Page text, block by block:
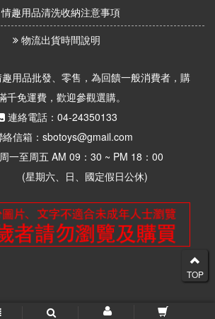
情趣用品清洗收納注意事項
物流出貨時間說明
用品批發、零售，為回饋一般消費者，購
千免運費，歡迎參觀選購。
連絡電話：04-24350133
絡信箱：sbotoys@gmail.com
一至周五 AM 09：30 ~ PM 18：00
六、日、國定假日公休)
思柏情趣用品批發零售 版權所有
TOP